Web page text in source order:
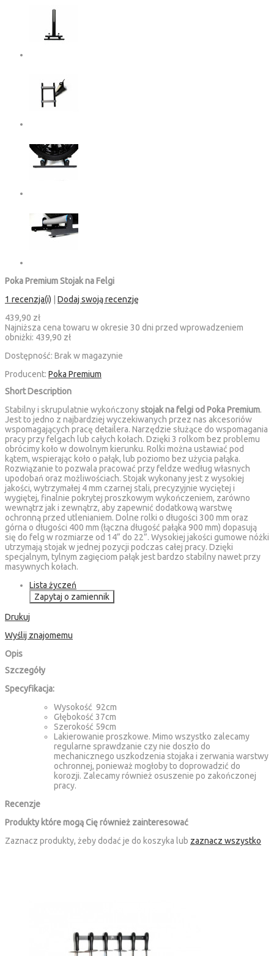
Poka Premium Stojak na Felgi
1 recenzja(i)
Dodaj swoją recenzję
439,90 zł
Najniższa cena towaru w okresie 30 dni przed wprowadzeniem
obniżki: 439,90 zł
Dostępność: Brak w magazynie
Producent: Poka Premium
Short Description
Stabilny i skrupulatnie wykończonystojak na felgi od Poka Premium.
Jest to jedno z najbardziej wyczekiwanych przez nas akcesoriów
wspomagających pracę detailera. Narzędzie służące do wspomagania
pracy przy felgach lub całych kołach. Dzięki 3 rolkom bez problemu
obrócimy koło w dowolnym kierunku. Rolki można ustawiać pod
kątem, wspierając koło o pałąk, lub poziomo bez użycia pałąka.
Rozwiązanie to pozwala pracować przy feldze według własnych
upodobań oraz możliwościach. Stojak wykonany jest z wysokiej
jakości, wytrzymałej 4 mm czarnej stali, precyzyjnie wyciętej i
wygiętej, finalnie pokrytej proszkowym wykończeniem, zarówno
wewnątrz jak i zewnątrz, aby zapewnić dodatkową warstwę
ochronną przed utlenianiem. Dolne rolki o długości 300 mm oraz
górna o długości 400 mm (łączna długość pałąka 900 mm) dopasują
się do felg w rozmiarze od 14” do 22”. Wysokiej jakości gumowe nóżki
utrzymają stojak w jednej pozycji podczas całej pracy. Dzięki
specjalnym, tylnym zagięciom pałąk jest bardzo stabilny nawet przy
masywnych kołach.
Lista życzeń
Zapytaj o zamiennik
Drukuj
Wyślij znajomemu
Opis
Szczegóły
Specyfikacja:
Wysokość 92cm
Głębokość 37cm
Szerokość 59cm
Lakierowanie proszkowe. Mimo wszystko zalecamy
regularne sprawdzanie czy nie doszło do
mechanicznego uszkodzenia stojaka i zerwania warstwy
ochronnej, ponieważ mogłoby to doprowadzić do
korozji. Zalecamy również osuszenie po zakończonej
pracy.
Recenzje
Produkty które mogą Cię również zainteresować
Zaznacz produkty, żeby dodać je do koszyka lub zaznacz wszystko